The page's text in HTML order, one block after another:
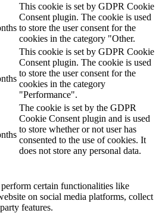
This cookie is set by GDPR Cookie
Consent plugin. The cookie is used
to store the user consent for the
cookies in the category "Other.
This cookie is set by GDPR Cookie
Consent plugin. The cookie is used
to store the user consent for the
cookies in the category
"Performance".
The cookie is set by the GDPR
Cookie Consent plugin and is used
to store whether or not user has
consented to the use of cookies. It
does not store any personal data.
certain functionalities like
on social media platforms, collect
features.